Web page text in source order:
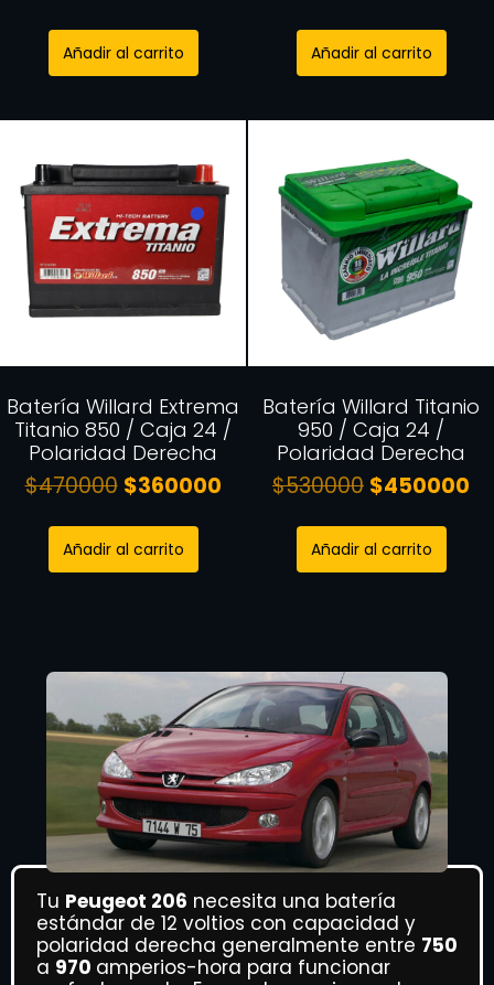
Añadir al carrito Añadir al carrito
Batería Willard Extrema
Titanio 850 / Caja 24 /
Polaridad Derecha
$470000 $360000
Añadir al carrito
Batería Willard Titanio
950 / Caja 24 /
Polaridad Derecha
$530000 $450000
Añadir al carrito
Tu Peugeot 206 necesita una batería
estándar de 12 voltios con capacidad y
polaridad derecha generalmente entre 750
a 970 amperios-hora para funcionar